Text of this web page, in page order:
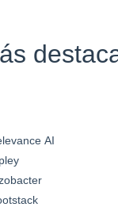
AI